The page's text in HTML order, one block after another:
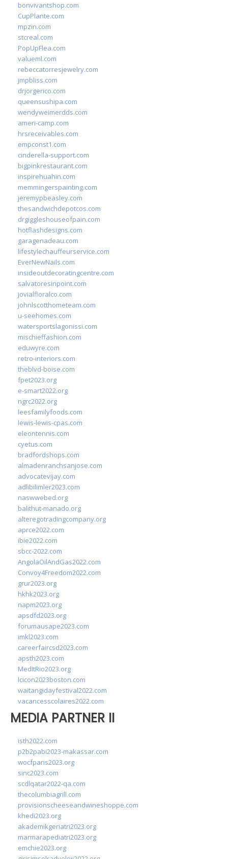
bonvivantshop.com
CupPlante.com
mpzin.com
stcreal.com
PopUpFlea.com
valueml.com
rebeccatorresjewelry.com
jmpbliss.com
drjorgerico.com
queensushipa.com
wendyweimerdds.com
ameri-camp.com
hrsreceivables.com
empconst1.com
cinderella-support.com
bigpinkrestaurant.com
inspirehuahin.com
memmingerspainting.com
jeremypbeasley.com
thesandwichdepotcos.com
drgiggleshouseofpain.com
hotflashdesigns.com
garagenadeau.com
lifestylechauffeurservice.com
EverNewNails.com
insideoutdecoratingcentre.com
salvatoresinpoint.com
jovialfloralco.com
johnlscotthometeam.com
u-seehomes.com
watersportslagonissi.com
mischieffashion.com
eduwyre.com
retro-interiors.com
theblvd-boise.com
fpet2023.org
e-smart2022.org
ngrc2022.org
leesfamilyfoods.com
lewis-lewis-cpas.com
eleontennis.com
cyetus.com
bradfordshops.com
almadenranchsanjose.com
advocatevijay.com
adlibilimler2023.com
naswwebed.org
balithut-manado.org
alteregotradingcompany.org
aprce2022.com
ibie2022.com
sbcc-2022.com
AngolaOilAndGas2022.com
Convoy4Freedom2022.com
grur2023.org
hkhk2023.org
napm2023.org
apsdfd2023.org
forumausape2023.com
imkl2023.com
careerfaircsd2023.com
apsth2023.com
MedItRio2023.org
lcicon2023boston.com
waitangidayfestival2022.com
vacancesscolaires2022.com
MEDIA PARTNER II
isth2022.com
p2b2pabi2023-makassar.com
wocfparis2023.org
sinc2023.com
scdlqatar2022-qa.com
thecolumbiagrill.com
provisionscheeseandwineshoppe.com
khedi2023.org
akademikgeriatri2023.org
marmarapediatri2023.org
emchie2023.org